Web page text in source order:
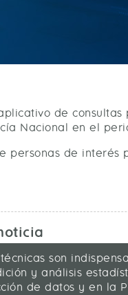
de consultas
Nacional en el
personas de
son
y análisis
de datos y en la